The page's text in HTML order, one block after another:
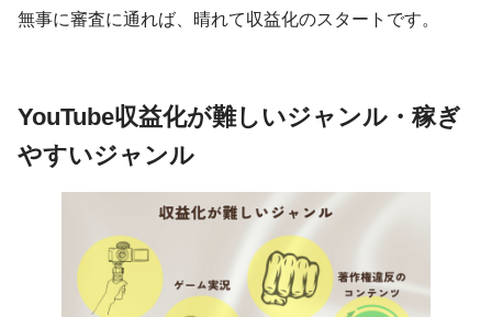
無事に審査に通れば、晴れて収益化のスタートです。
YouTube収益化が難しいジャンル・稼ぎ
やすいジャンル